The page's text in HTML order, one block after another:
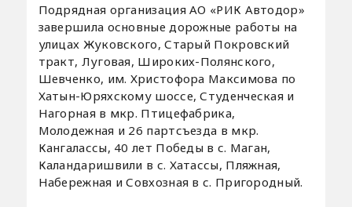
Подрядная организация АО «РИК Автодор»
завершила основные дорожные работы на
улицах Жуковского, Старый Покровский
тракт, Луговая, Широких-Полянского,
Шевченко, им. Христофора Максимова по
Хатын-Юряхскому шоссе, Студенческая и
Нагорная в мкр. Птицефабрика,
Молодежная и 26 партсъезда в мкр.
Кангалассы, 40 лет Победы в с. Маган,
Каландаришвили в с. Хатассы, Пляжная,
Набережная и Совхозная в с. Пригородный.